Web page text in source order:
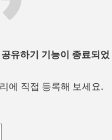
유하기 기능이 종료되었
에 직접 등록해 보세요.